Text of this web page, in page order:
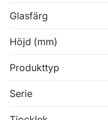
Glasfärg
Höjd (mm)
Produkttyp
Serie